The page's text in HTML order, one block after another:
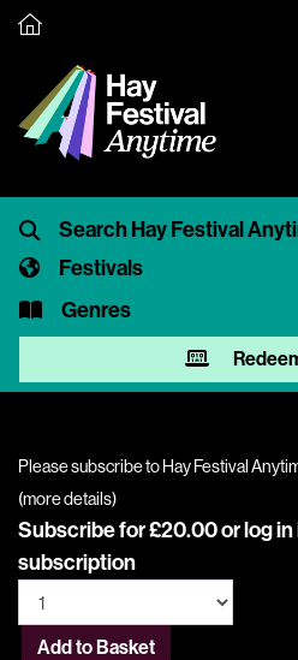
Festivals
Genres
Please subscribe to Hay Festival
(more details)
Subscribe for £20.00 orlog in
subscription
Add to Basket